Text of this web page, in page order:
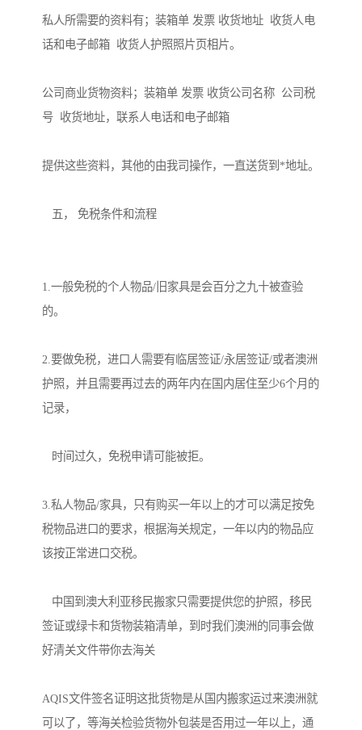
私人所需要的资料有；装箱单 发票 收货地址  收货人电
话和电子邮箱  收货人护照照片页相片。
公司商业货物资料；装箱单 发票 收货公司名称  公司税
号  收货地址，联系人电话和电子邮箱
提供这些资料，其他的由我司操作，一直送货到*地址。
1.一般免税的个人物品/旧家具是会百分之九十被查验
的。
2.要做免税，进口人需要有临居签证/永居签证/或者澳洲
护照，并且需要再过去的两年内在国内居住至少6个月的
记录，
3.私人物品/家具，只有购买一年以上的才可以满足按免
税物品进口的要求，根据海关规定，一年以内的物品应
该按正常进口交税。
签证或绿卡和货物装箱清单，到时我们澳洲的同事会做
好清关文件带你去海关
AQIS文件签名证明这批货物是从国内搬家运过来澳洲就
可以了，等海关检验货物外包装是否用过一年以上，通